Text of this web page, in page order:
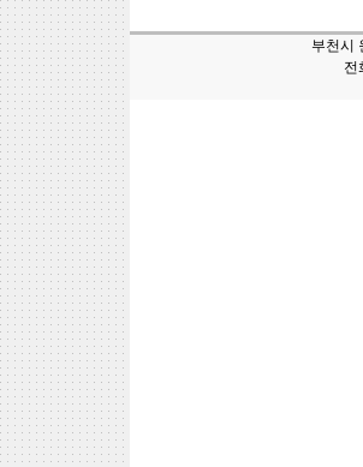
부천시
전